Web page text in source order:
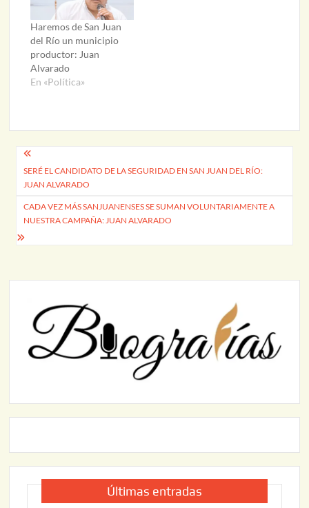
Haremos de San Juan
del Río un municipio
productor: Juan
Alvarado
En «Política»
Navegación
de
entradas
SERÉ EL CANDIDATO DE LA SEGURIDAD EN SAN JUAN DEL RÍO:
JUAN ALVARADO
CADA VEZ MÁS SANJUANENSES SE SUMAN VOLUNTARIAMENTE A
NUESTRA CAMPAÑA: JUAN ALVARADO
Últimas entradas